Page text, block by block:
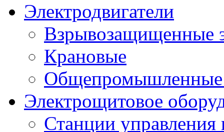
Электродвигатели
Взрывозащищенные
Крановые
Общепромышленные
Электрощитовое
Станции управления